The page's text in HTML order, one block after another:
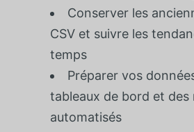
Conserver les
CSV et suivre les
temps
Préparer vos
tableaux de bord et
automatisés